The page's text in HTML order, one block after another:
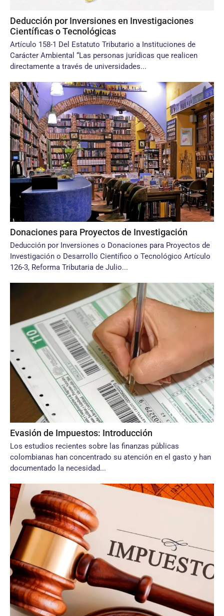
Deducción por Inversiones en Investigaciones
Científicas o Tecnológicas
Artículo 158-1 Del Estatuto Tributario a Instituciones de
Carácter Ambiental “Las personas jurídicas que realicen
directamente a través de universidades...
Donaciones para Proyectos de Investigación
Deducción por Inversiones o Donaciones para Proyectos de
Investigación o Desarrollo Científico o Tecnológico Artículo
126-3, Reforma Tributaria de Julio...
Evasión de Impuestos: Introducción
Los estudios recientes sobre las finanzas públicas
colombianas han concentrado su atención en el gasto y han
documentado la necesidad...